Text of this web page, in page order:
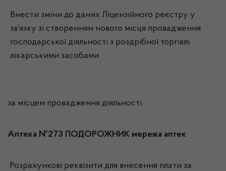
Внести зміни до даних Ліцензійного реєстру у
зв’язку зі створенням нового місця провадження
господарської діяльності з роздрібної торгівлі
лікарськими засобами
за місцем провадження діяльності:
Аптека №273 ПОДОРОЖНИК мережа аптек
Розрахункові реквізити для внесення плати за